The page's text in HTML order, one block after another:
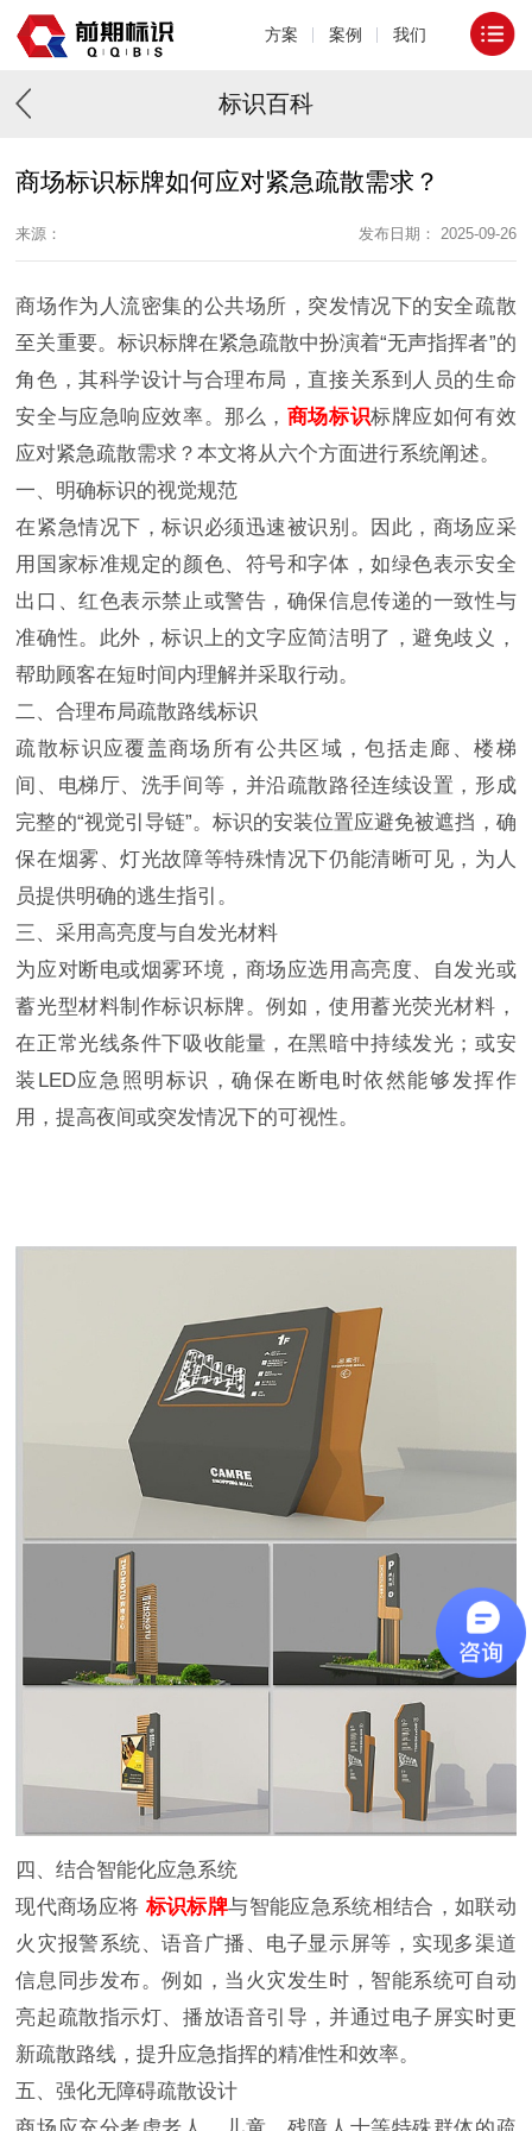
方案 案例 我们
标识百科
商场标识标牌如何应对紧急疏散需求？
来源： 发布日期： 2025-09-26
商场作为人流密集的公共场所，突发情况下的安全疏散
至关重要。标识标牌在紧急疏散中扮演着“无声指挥者”的
角色，其科学设计与合理布局，直接关系到人员的生命
安全与应急响应效率。那么， 商场标识标牌应如何有效
应对紧急疏散需求？本文将从六个方面进行系统阐述。
一、明确标识的视觉规范
在紧急情况下，标识必须迅速被识别。因此，商场应采
用国家标准规定的颜色、符号和字体，如绿色表示安全
出口、红色表示禁止或警告，确保信息传递的一致性与
准确性。此外，标识上的文字应简洁明了，避免歧义，
帮助顾客在短时间内理解并采取行动。
二、合理布局疏散路线标识
疏散标识应覆盖商场所有公共区域，包括走廊、楼梯
间、电梯厅、洗手间等，并沿疏散路径连续设置，形成
完整的“视觉引导链”。标识的安装位置应避免被遮挡，确
保在烟雾、灯光故障等特殊情况下仍能清晰可见，为人
员提供明确的逃生指引。
三、采用高亮度与自发光材料
为应对断电或烟雾环境，商场应选用高亮度、自发光或
蓄光型材料制作标识标牌。例如，使用蓄光荧光材料，
在正常光线条件下吸收能量，在黑暗中持续发光；或安
装LED应急照明标识，确保在断电时依然能够发挥作
用，提高夜间或突发情况下的可视性。
四、结合智能化应急系统
现代商场应将标识标牌与智能应急系统相结合，如联动
火灾报警系统、语音广播、电子显示屏等，实现多渠道
信息同步发布。例如，当火灾发生时，智能系统可自动
亮起疏散指示灯、播放语音引导，并通过电子屏实时更
新疏散路线，提升应急指挥的精准性和效率。
五、强化无障碍疏散设计